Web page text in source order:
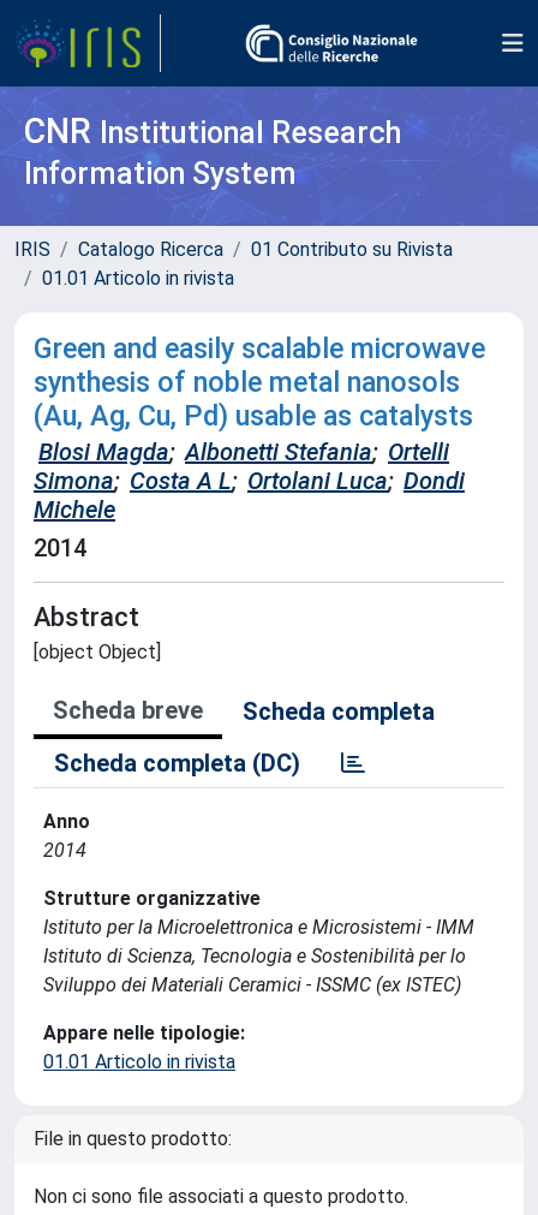
CNR Institutional Research
Information System
IRIS Catalogo Ricerca
01 Contributo su Rivista
01.01 Articolo in rivista
Green and easily scalable microwave
synthesis of noble metal nanosols
(Au, Ag, Cu, Pd) usable as catalysts
Blosi Magda; Albonetti Stefania; Ortelli
Simona; Costa A L; Ortolani Luca; Dondi
Michele
2014
Abstract
[object Object]
Scheda breve
Scheda completa
Scheda completa (DC)
Anno
2014
Strutture organizzative
Istituto per la Microelettronica e Microsistemi - IMM
Istituto di Scienza, Tecnologia e Sostenibilità per lo
Sviluppo dei Materiali Ceramici - ISSMC (ex ISTEC)
Appare nelle tipologie:
01.01 Articolo in rivista
File in questo prodotto:
Non ci sono file associati a questo prodotto.